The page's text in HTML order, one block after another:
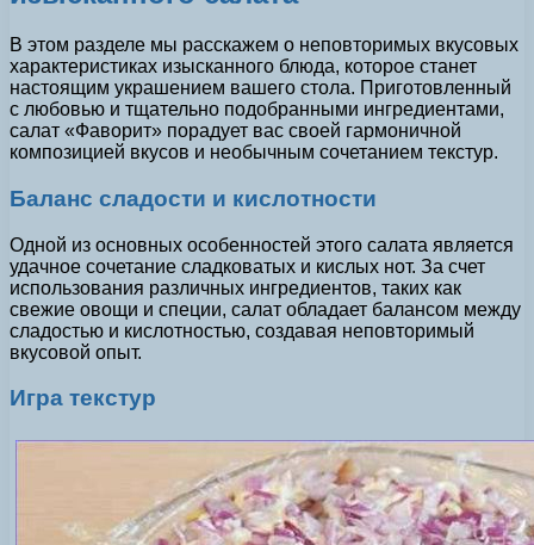
В этом разделе мы расскажем о неповторимых вкусовых
характеристиках изысканного блюда, которое станет
настоящим украшением вашего стола. Приготовленный
с любовью и тщательно подобранными ингредиентами,
салат «Фаворит» порадует вас своей гармоничной
композицией вкусов и необычным сочетанием текстур.
Баланс сладости и кислотности
Одной из основных особенностей этого салата является
удачное сочетание сладковатых и кислых нот. За счет
использования различных ингредиентов, таких как
свежие овощи и специи, салат обладает балансом между
сладостью и кислотностью, создавая неповторимый
вкусовой опыт.
Игра текстур